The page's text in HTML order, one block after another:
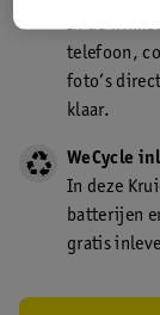
In de
telefoon,
foto’s
klaar.
WeCycle
In deze
batterijen
gratis